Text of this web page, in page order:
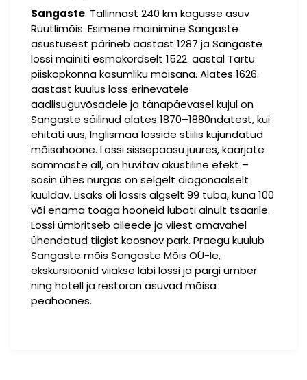
Sangaste. Tallinnast 240 km kagusse asuv
Rüütlimõis. Esimene mainimine Sangaste
asustusest pärineb aastast 1287 ja Sangaste
lossi mainiti esmakordselt 1522. aastal Tartu
piiskopkonna kasumliku mõisana. Alates 1626.
aastast kuulus loss erinevatele
aadlisuguvõsadele ja tänapäevasel kujul on
Sangaste säilinud alates 1870–1880ndatest, kui
ehitati uus, Inglismaa losside stiilis kujundatud
mõisahoone. Lossi sissepääsu juures, kaarjate
sammaste all, on huvitav akustiline efekt –
sosin ühes nurgas on selgelt diagonaalselt
kuuldav. Lisaks oli lossis algselt 99 tuba, kuna 100
või enama toaga hooneid lubati ainult tsaarile.
Lossi ümbritseb alleede ja viiest omavahel
ühendatud tiigist koosnev park. Praegu kuulub
Sangaste mõis Sangaste Mõis OÜ-le,
ekskursioonid viiakse läbi lossi ja pargi ümber
ning hotell ja restoran asuvad mõisa
peahoones.